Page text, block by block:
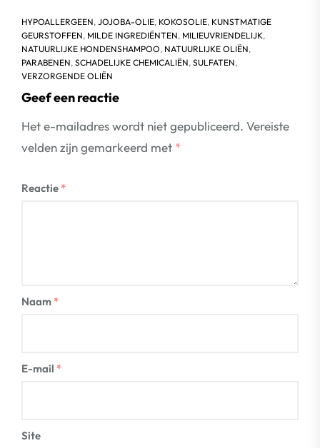
HYPOALLERGEEN, JOJOBA-OLIE, KOKOSOLIE, KUNSTMATIGE
GEURSTOFFEN, MILDE INGREDIËNTEN, MILIEUVRIENDELIJK,
NATUURLIJKE HONDENSHAMPOO, NATUURLIJKE OLIËN,
PARABENEN, SCHADELIJKE CHEMICALIËN, SULFATEN,
VERZORGENDE OLIËN
Geef een reactie
Het e-mailadres wordt niet gepubliceerd. Vereiste
velden zijn gemarkeerd met *
Reactie *
Naam *
E-mail *
Site